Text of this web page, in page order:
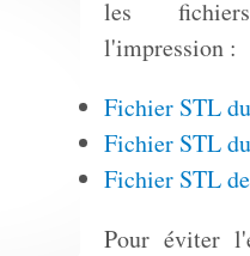
les
l'impression :
Fichier STL
Fichier STL
Fichier STL
Pour éviter